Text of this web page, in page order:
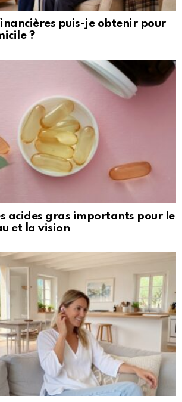
puis-je obtenir pour
?
acides gras importants pour le
et la vision